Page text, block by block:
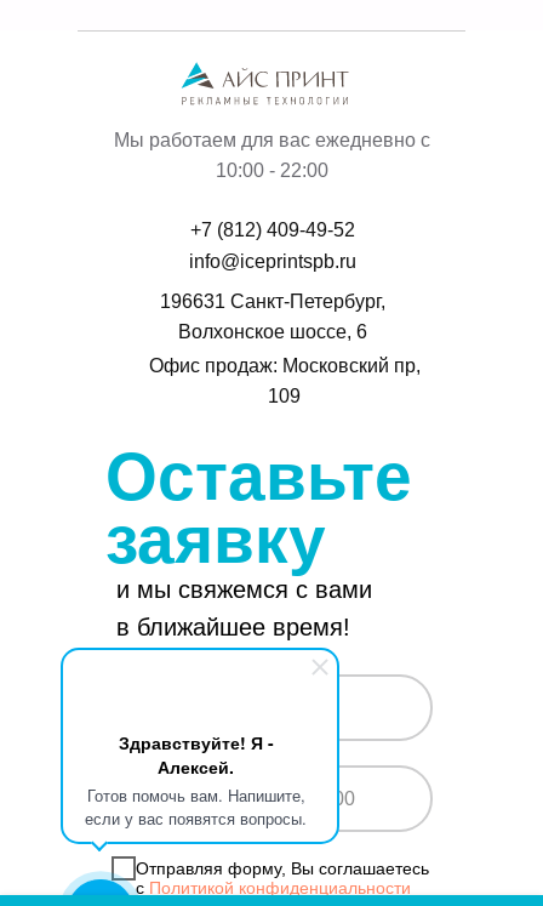
Здравствуйте! Я -
Алексей.
Готов помочь вам. Напишите,
если у вас появятся вопросы.
Работы
Новости
О компании
Мы работаем для вас ежедневно с
10:00 - 22:00
+7 (812) 409-49-52
info@iceprintspb.ru
196631 Санкт-Петербург,
Волхонское шоссе, 6
Офис продаж: Московский пр,
109
Оставьте
заявку
+7
Отправляя форму, Вы соглашаетесь
с Политикой конфиденциальности
и мы свяжемся с вами
в ближайшее время!